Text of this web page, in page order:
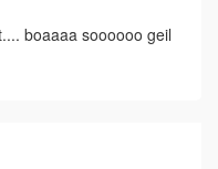
boaaaa soooooo geil